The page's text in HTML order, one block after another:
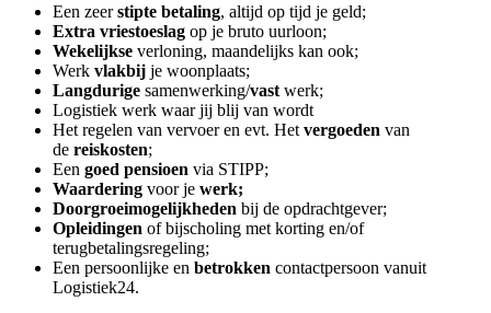
Een zeerstipte betaling, altijd op tijd je geld;
Extra vriestoeslag op je bruto uurloon;
Wekelijkse verloning, maandelijks kan ook;
Werk vlakbij je woonplaats;
Langdurige samenwerking/vast werk;
Logistiek werk waar jij blij van wordt
Het regelen van vervoer en evt. Het vergoeden van
de reiskosten;
Een goed pensioen via STIPP;
Waardering voor je werk;
Doorgroeimogelijkheden bij de opdrachtgever;
Opleidingen of bijscholing met korting en/of
terugbetalingsregeling;
Een persoonlijke en betrokken contactpersoon vanuit
Logistiek24.